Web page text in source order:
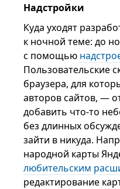
Надстройки
Куда уходят
к ночной теме: до
с помощью
Пользовательские
браузера, для
авторов сайтов, —
добавить что-то
без длинных
зайти в никуда.
народной карты
любительским
редактирование